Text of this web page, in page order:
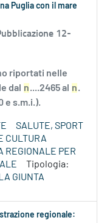
Puglia con il mare
12-
riportati nelle
dal n....2465 al n.
e s.m.i.).
SALUTE, SPORT
CULTURA
REGIONALE PER
Tipologia:
GIUNTA
regionale: